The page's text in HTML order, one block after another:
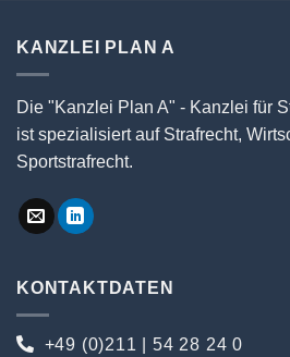
KANZLEI PLAN A
Die "Kanzlei Plan A" - Kanzlei für
ist spezialisiert auf Strafrecht,
Sportstrafrecht.
KONTAKTDATEN
+49 (0)211 | 54 28 24 0